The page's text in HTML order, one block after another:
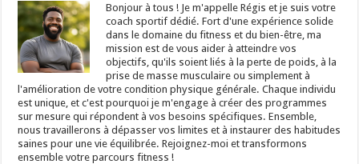
Bonjour à tous ! Je m'appelle Régis et je suis votre
coach sportif dédié. Fort d'une expérience solide
dans le domaine du fitness et du bien-être, ma
mission est de vous aider à atteindre vos
objectifs, qu'ils soient liés à la perte de poids, à la
prise de masse musculaire ou simplement à
l'amélioration de votre condition physique générale. Chaque individu
est unique, et c'est pourquoi je m'engage à créer des programmes
sur mesure qui répondent à vos besoins spécifiques. Ensemble,
nous travaillerons à dépasser vos limites et à instaurer des habitudes
saines pour une vie équilibrée. Rejoignez-moi et transformons
ensemble votre parcours fitness !